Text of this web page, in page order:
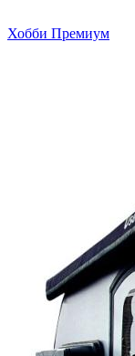
Хобби Премиум